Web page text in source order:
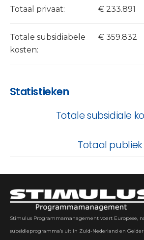
Totaal privaat: € 233.891
Totale subsidiabele
kosten:
€ 359.832
Statistieken
Totale subsidiale
Totaal publiek
Stimulus Programmamanagement voert Europese,
subsidieprogramma’s uit in Zuid-Nederland en